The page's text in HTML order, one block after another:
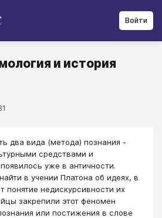
Войти
и история
два вида (метода) познания -
средствами и
уже в античности.
в учении Платона об идеях, в
понятие недискурсивности их
закрепили этот феномен
или постижения в слове